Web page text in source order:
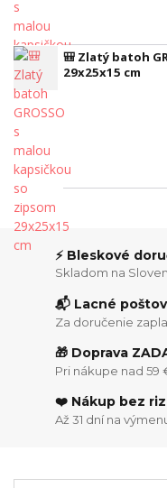
🎒 Zlatý batoh
29x25x15 cm
⚡ Bleskové
Skladom na
📬 Lacné
Za doručenie
🎁 Doprava
Pri nákupe nad 59
❤️ Nákup bez
Až 31 dní na